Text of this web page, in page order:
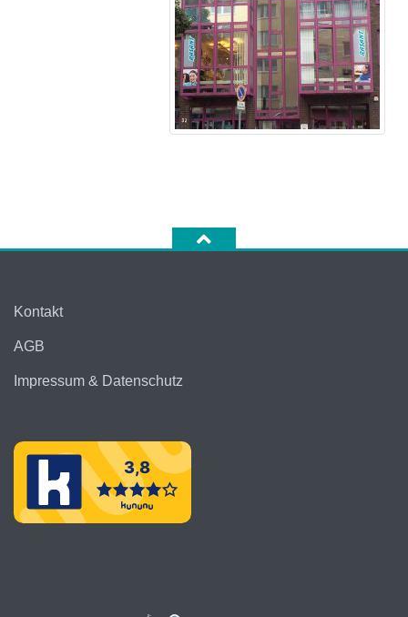
Kontakt
AGB
Impressum & Datenschutz